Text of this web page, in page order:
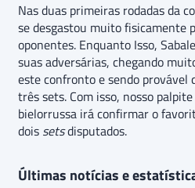
Nas duas primeiras rodadas da
se desgastou muito fisicamente
oponentes. Enquanto Isso,
suas adversárias, chegando
este confronto e sendo provável
três sets. Com isso, nosso
bielorrussa irá confirmar o
dois setsdisputados.
Últimas notícias e